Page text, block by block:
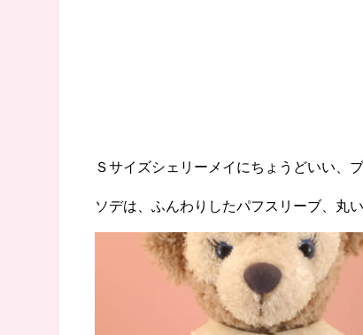
Ｓサイズシェリーメイにちょうどいい、
ソデは、ふんわりしたパフスリーブ、丸